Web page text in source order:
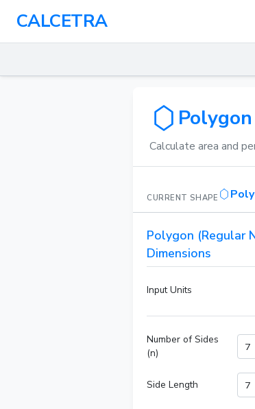
CALCETRA
Calculate area and
CURRENT SHAPE
Polygon (Regular
Dimensions
Input Units
Number of Sides
(n)
Side Length